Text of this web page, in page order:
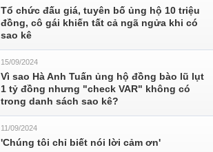
Tổ chức đấu giá, tuyên bố ủng hộ 10 triệu
đồng, cô gái khiến tất cả ngã ngửa khi có
sao kê
15/09/2024
Vì sao Hà Anh Tuấn ủng hộ đồng bào lũ lụt
1 tỷ đồng nhưng "check VAR" không có
trong danh sách sao kê?
11/09/2024
'Chúng tôi chỉ biết nói lời cảm ơn'